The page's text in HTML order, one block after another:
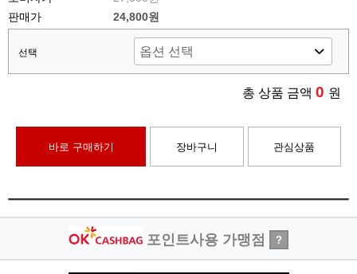
판매가
24,800원
선택
총 상품 금액 0 원
바로 구매하기 장바구니 관심상품
포인트사용 가맹점 ?